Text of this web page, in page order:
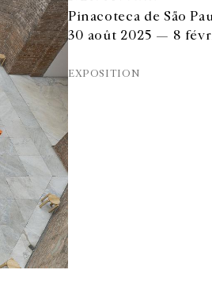
Pinacoteca de São
30 août 2025 — 8
EXPOSITION